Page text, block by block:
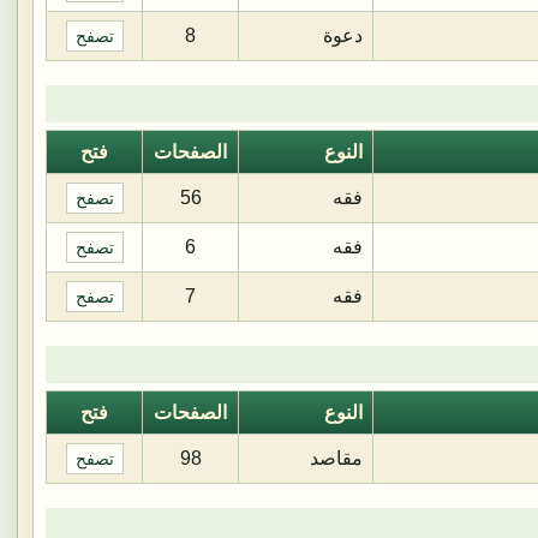
دعوة 8 تصفح
النوع الصفحات فتح
فقه 56 تصفح
فقه 6 تصفح
فقه 7 تصفح
النوع الصفحات فتح
مقاصد 98 تصفح